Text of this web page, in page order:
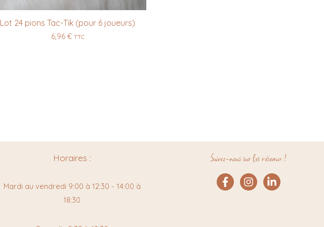
Lot 24 pions Tac-Tik (pour 6 joueurs)
6,96 € TTC
Horaires :
Mardi au vendredi 9:00 à 12:30 - 14:00 à
18:30
Suivez-nous sur les réseaux !